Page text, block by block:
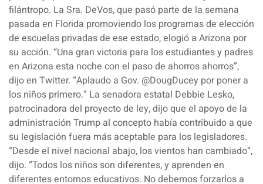
filántropo. La Sra. DeVos, que pasó parte de la semana
pasada en Florida promoviendo los programas de elección
de escuelas privadas de ese estado, elogió a Arizona por
su acción. “Una gran victoria para los estudiantes y padres
en Arizona esta noche con el paso de ahorros ahorros”,
dijo en Twitter. “Aplaudo a Gov. @DougDucey por poner a
los niños primero.” La senadora estatal Debbie Lesko,
patrocinadora del proyecto de ley, dijo que el apoyo de la
administración Trump al concepto había contribuido a que
su legislación fuera más aceptable para los legisladores.
“Desde el nivel nacional abajo, los vientos han cambiado”,
dijo. “Todos los niños son diferentes, y aprenden en
diferentes entornos educativos. No debemos forzarlos a